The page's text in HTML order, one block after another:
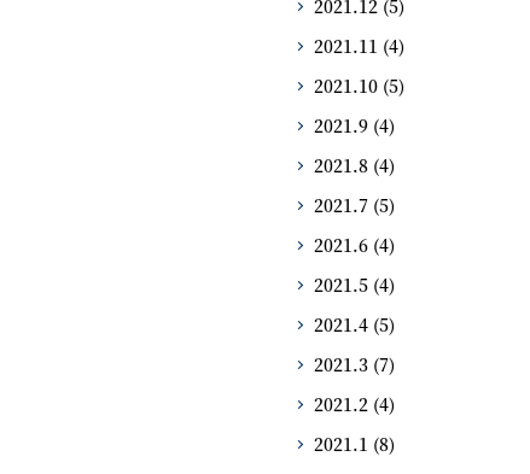
2021.12 (5)
2021.11 (4)
2021.10 (5)
2021.9 (4)
2021.8 (4)
2021.7 (5)
2021.6 (4)
2021.5 (4)
2021.4 (5)
2021.3 (7)
2021.2 (4)
2021.1 (8)